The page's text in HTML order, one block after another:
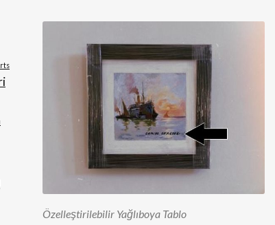
Özelleştirilebilir Yağlıboya Tablo